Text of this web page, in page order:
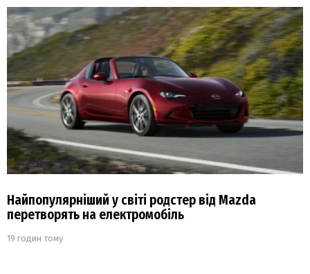
Найпопулярніший у світі родстер від Mazda
перетворять на електромобіль
19 годин тому